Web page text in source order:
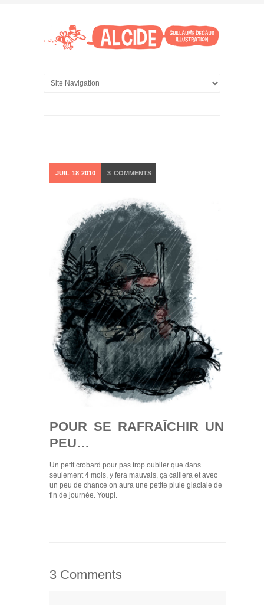
JUIL 18 2010 3 COMMENTS
POUR SE RAFRAÎCHIR UN
PEU…
Un petit crobard pour pas trop oublier que dans
seulement 4 mois, y fera mauvais, ça caillera et avec
un peu de chance on aura une petite pluie glaciale de
fin de journée. Youpi.
3 Comments